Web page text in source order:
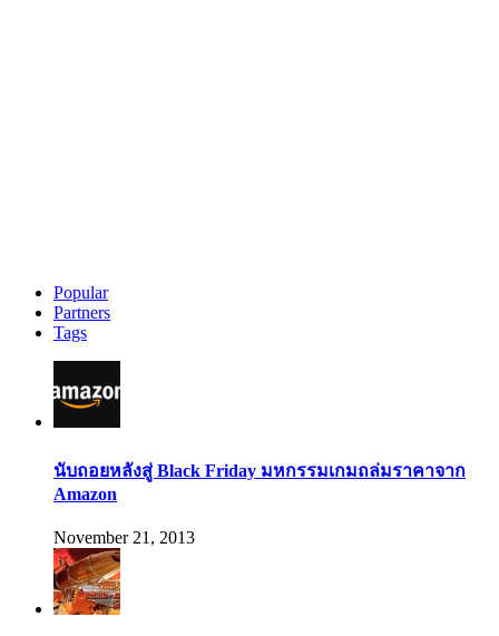
Popular
Partners
Tags
นับถอยหลังสู่ Black Friday มหกรรมเกมถล่มราคาจาก
Amazon
November 21, 2013